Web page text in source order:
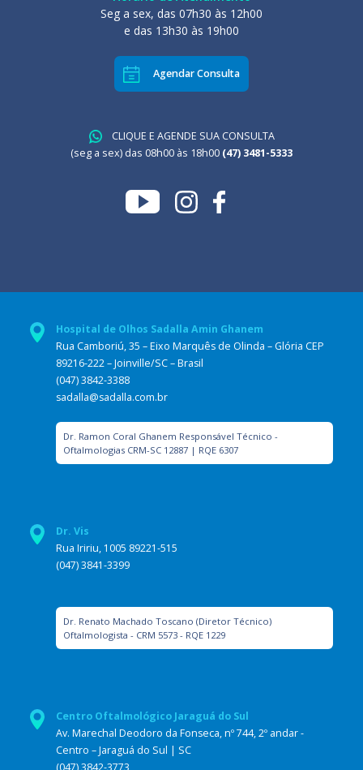
Seg a sex, das 07h30 às 12h00
e das 13h30 às 19h00
Agendar Consulta
CLIQUE E AGENDE SUA CONSULTA
(seg a sex) das 08h00 às 18h00 (47) 3481-5333
Hospital de Olhos Sadalla Amin Ghanem
Rua Camboriú, 35 – Eixo Marquês de Olinda – Glória CEP
89216-222 – Joinville/SC – Brasil
(047) 3842-3388
sadalla@sadalla.com.br
Dr. Ramon Coral Ghanem Responsável Técnico -
Oftalmologias CRM-SC 12887 | RQE 6307
Dr. Vis
Rua Iririu, 1005 89221-515
(047) 3841-3399
Dr. Renato Machado Toscano (Diretor Técnico)
Oftalmologista - CRM 5573 - RQE 1229
Centro Oftalmológico Jaraguá do Sul
Av. Marechal Deodoro da Fonseca, nº 744, 2º andar -
Centro – Jaraguá do Sul | SC